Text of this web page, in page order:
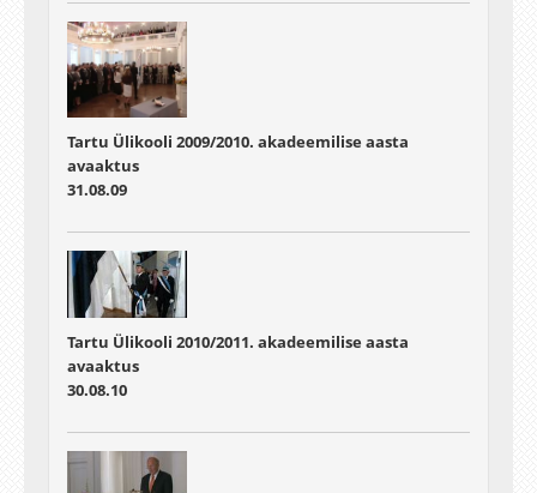
Tartu Ülikooli 2009/2010. akadeemilise aasta
avaaktus
31.08.09
Tartu Ülikooli 2010/2011. akadeemilise aasta
avaaktus
30.08.10